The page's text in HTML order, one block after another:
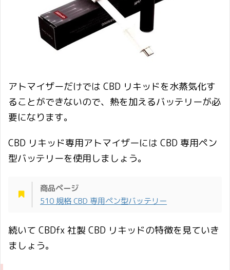
アトマイザーだけでは CBD リキッドを水蒸気化す
ることができないので、熱を加えるバッテリーが必
要になります。
CBD リキッド専用アトマイザーには CBD 専用ペン
型バッテリーを使用しましょう。
商品ページ
510 規格 CBD 専用ペン型バッテリー
続いて CBDfx 社製 CBD リキッドの特徴を見ていき
ましょう。